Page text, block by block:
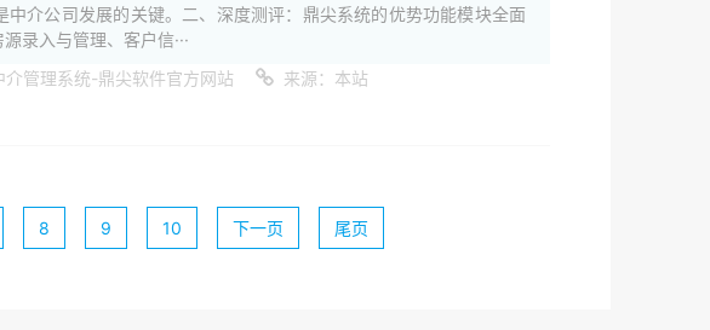
介公司发展的关键。二、深度测评：鼎尖系统的优势功能模块全面
录入与管理、客户信···
介管理系统-鼎尖软件官方网站
来源：本站
8 9 10 下一页 尾页